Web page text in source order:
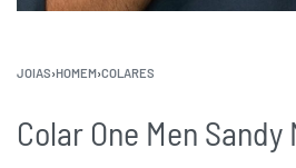
JOIAS›HOMEM›COLARES
Colar One Men Sandy